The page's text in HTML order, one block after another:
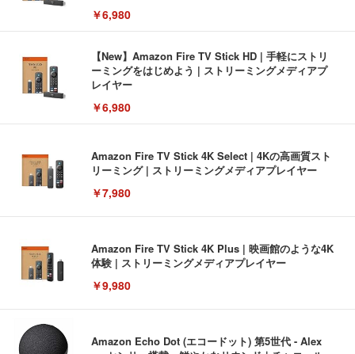
￥6,980
【New】Amazon Fire TV Stick HD | 手軽にストリ
ーミングをはじめよう | ストリーミングメディアプ
レイヤー
￥6,980
Amazon Fire TV Stick 4K Select | 4Kの高画質スト
リーミング | ストリーミングメディアプレイヤー
￥7,980
Amazon Fire TV Stick 4K Plus | 映画館のような4K
体験 | ストリーミングメディアプレイヤー
￥9,980
Amazon Echo Dot (エコードット) 第5世代 - Alex